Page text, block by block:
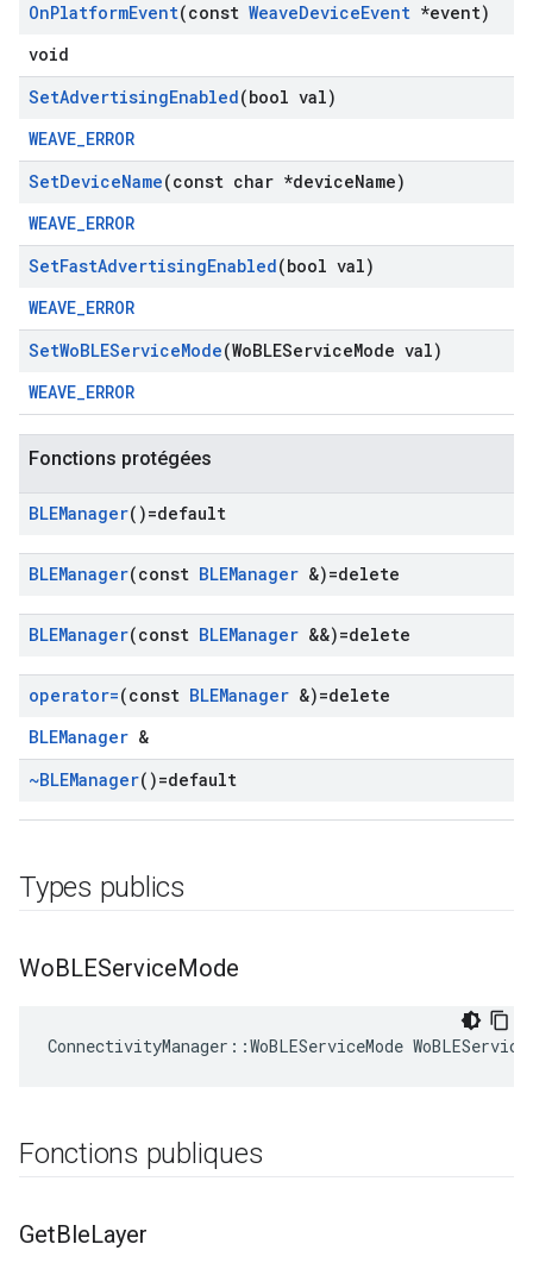
OnPlatformEvent(const WeaveDeviceEvent *event)
void
SetAdvertisingEnabled(bool val)
WEAVE_ERROR
SetDeviceName(const char *deviceName)
WEAVE_ERROR
SetFastAdvertisingEnabled(bool val)
WEAVE_ERROR
SetWoBLEServiceMode(WoBLEServiceMode val)
WEAVE_ERROR
Fonctions protégées
BLEManager()=default
BLEManager(const BLEManager &)=delete
BLEManager(const BLEManager &&)=delete
operator=(const BLEManager &)=delete
BLEManager &
~BLEManager()=default
Types publics
WoBLEServiceMode
ConnectivityManager::WoBLEServiceMode
Fonctions publiques
GetBleLayer